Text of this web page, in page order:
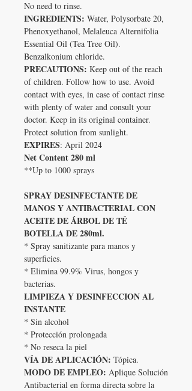
No need to rinse.
INGREDIENTS: Water, Polysorbate 20,
Phenoxyethanol, Melaleuca Alternifolia
Essential Oil (Tea Tree Oil).
Benzalkonium chloride.
PRECAUTIONS: Keep out of the reach
of children. Follow how to use. Avoid
contact with eyes, in case of contact rinse
with plenty of water and consult your
doctor. Keep in its original container.
Protect solution from sunlight.
EXPIRES: April 2024
Net Content 280 ml
**Up to 1000 sprays
SPRAY DESINFECTANTE DE
MANOS Y ANTIBACTERIAL CON
ACEITE DE ÁRBOL DE TÉ
BOTELLA DE 280ml.
* Spray sanitizante para manos y
superficies.
* Elimina 99.9% Virus, hongos y
bacterias.
LIMPIEZA Y DESINFECCION AL
INSTANTE
* Sin alcohol
* Protección prolongada
* No reseca la piel
VÍA DE APLICACIÓN: Tópica.
MODO DE EMPLEO: Aplique Solución
Antibacterial en forma directa sobre la